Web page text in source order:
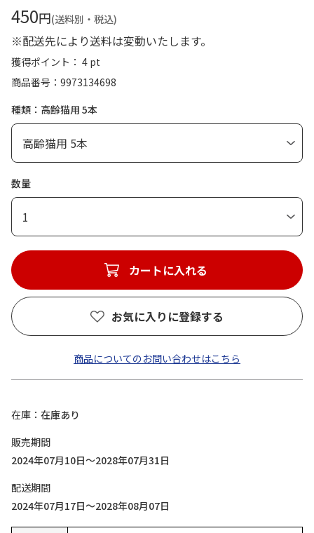
450円(送料別・税込)
※配送先により送料は変動いたします。
獲得ポイント： 4 pt
商品番号
9973134698
種類：高齢猫用 5本
数量
1
カートに入れる
お気に入りに登録する
商品についてのお問い合わせはこちら
在庫
在庫あり
販売期間
2024年07月10日～2028年07月31日
配送期間
2024年07月17日～2028年08月07日